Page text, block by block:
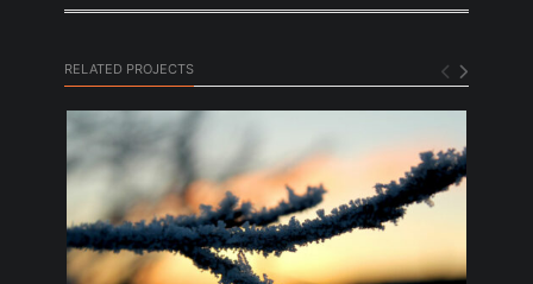
RELATED PROJECTS